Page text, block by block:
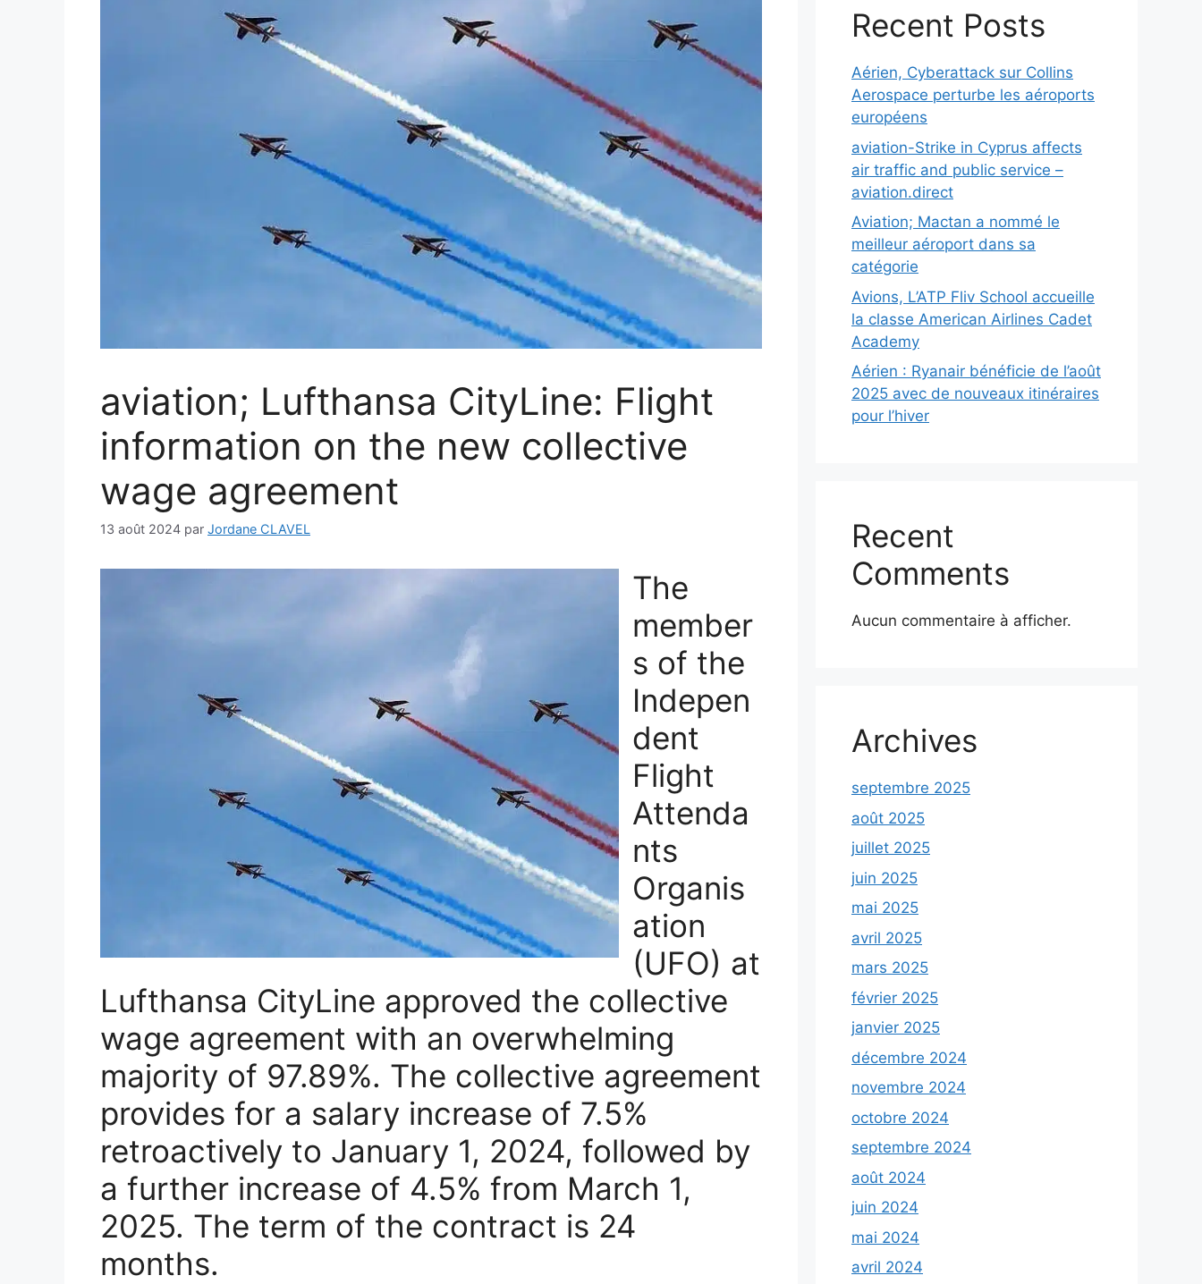
aviation; Lufthansa CityLine: Flight
information on the new collective
wage agreement
13 août 2024 par Jordane CLAVEL
The
member
s of the
Indepen
dent
Flight
Attenda
nts
Organis
ation
(UFO) at
Lufthansa CityLine approved the collective
wage agreement with an overwhelming
majority of 97.89%. The collective agreement
provides for a salary increase of 7.5%
retroactively to January 1, 2024, followed by
a further increase of 4.5% from March 1,
2025. The term of the contract is 24
months.
Recent Posts
Aérien, Cyberattack sur Collins
Aerospace perturbe les aéroports
européens
aviation-Strike in Cyprus affects
air traffic and public service –
aviation.direct
Aviation; Mactan a nommé le
meilleur aéroport dans sa
catégorie
Avions, L’ATP Fliv School accueille
la classe American Airlines Cadet
Academy
Aérien : Ryanair bénéficie de l’août
2025 avec de nouveaux itinéraires
pour l’hiver
Recent
Comments
Aucun commentaire à afficher.
Archives
septembre 2025
août 2025
juillet 2025
juin 2025
mai 2025
avril 2025
mars 2025
février 2025
janvier 2025
décembre 2024
novembre 2024
octobre 2024
septembre 2024
août 2024
juin 2024
mai 2024
avril 2024